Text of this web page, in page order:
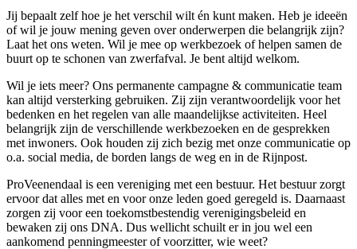
Jij bepaalt zelf hoe je het verschil wilt én kunt maken. Heb je ideeën
of wil je jouw mening geven over onderwerpen die belangrijk zijn?
Laat het ons weten. Wil je mee op werkbezoek of helpen samen de
buurt op te schonen van zwerfafval. Je bent altijd welkom.
Wil je iets meer? Ons permanente campagne & communicatie team
kan altijd versterking gebruiken. Zij zijn verantwoordelijk voor het
bedenken en het regelen van alle maandelijkse activiteiten. Heel
belangrijk zijn de verschillende werkbezoeken en de gesprekken
met inwoners. Ook houden zij zich bezig met onze communicatie op
o.a. social media, de borden langs de weg en in de Rijnpost.
ProVeenendaal is een vereniging met een bestuur. Het bestuur zorgt
ervoor dat alles met en voor onze leden goed geregeld is. Daarnaast
zorgen zij voor een toekomstbestendig verenigingsbeleid en
bewaken zij ons DNA. Dus wellicht schuilt er in jou wel een
aankomend penningmeester of voorzitter, wie weet?